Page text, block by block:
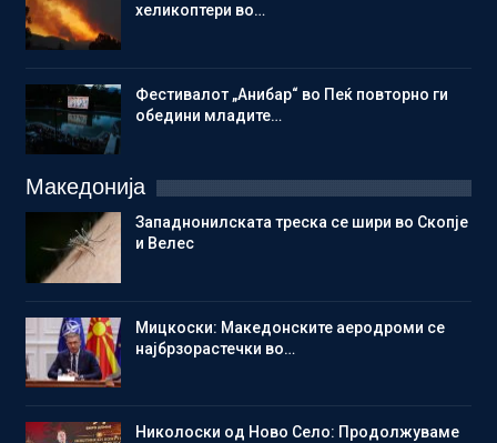
хеликоптери во…
Фестивалот „Анибар“ во Пеќ повторно ги
обедини младите…
Македонија
Западнонилската треска се шири во Скопје
и Велес
Мицкоски: Македонските аеродроми се
најбрзорастечки во…
Николоски од Ново Село: Продолжуваме